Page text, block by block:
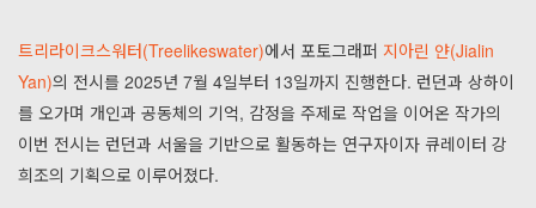
트리라이크스워터(Treelikeswater)에서 포토그래퍼 지아린 얀(Jialin
Yan)의 전시를 2025년 7월 4일부터 13일까지 진행한다. 런던과 상하이
를 오가며 개인과 공동체의 기억, 감정을 주제로 작업을 이어온 작가의
이번 전시는 런던과 서울을 기반으로 활동하는 연구자이자 큐레이터 강
희조의 기획으로 이루어졌다.